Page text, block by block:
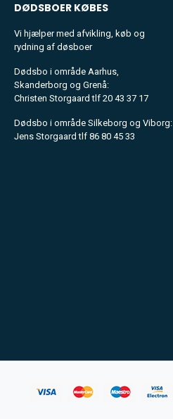
DØDSBOER KØBES
Vi hjælper med afvikling, køb og
rydning af døsboer
Dødsbo i område Aarhus,
Skanderborg og Grenå:
Christen Storgaard tlf 20 43 37 17
Dødsbo i område Silkeborg og Viborg:
Jens Storgaard tlf 86 80 45 33